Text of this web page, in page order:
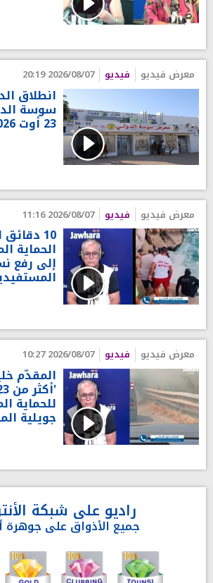
معرض فيديو فيديو 2026/08/07 20:19
23 أوت 2026
معرض فيديو فيديو 2026/08/07 11:16
10
الحماية
إلى رفع
المستفيدين
معرض فيديو فيديو 2026/08/07 10:27
المقدّم
للحماية
جويلية
راديو على شبكة
جميع الأذواق على جوهرة